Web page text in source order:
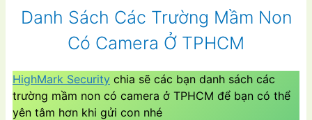
Danh Sách Các Trường Mầm Non
Có Camera Ở TPHCM
HighMark Security chia sẽ các bạn danh sách các
trường mầm non có camera ở TPHCM để bạn có thể
yên tâm hơn khi gửi con nhé